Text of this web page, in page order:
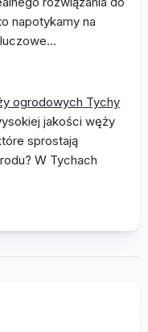
napotykamy na
ogrodowych Tychy
jakości węży
sprostają
W Tychach